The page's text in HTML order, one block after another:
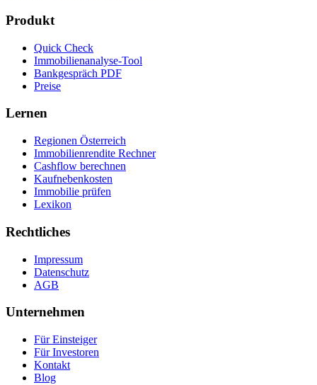
Produkt
Quick Check
Immobilienanalyse-Tool
Bankgespräch PDF
Preise
Lernen
Regionen Österreich
Immobilienrendite Rechner
Cashflow berechnen
Kaufnebenkosten
Immobilie prüfen
Lexikon
Rechtliches
Impressum
Datenschutz
AGB
Unternehmen
Für Einsteiger
Für Investoren
Kontakt
Blog